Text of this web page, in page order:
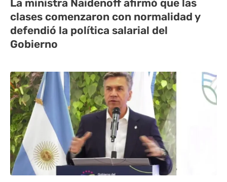
La ministra Naidenoff afirmó que las
clases comenzaron con normalidad y
defendió la política salarial del
Gobierno